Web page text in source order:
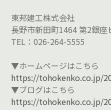
東邦建工株式会社
長野市新田町1464 第2銀座
TEL：026-264-5555
▼ホームページはこちら
https://tohokenko.co.jp/
▼ブログはこちら
https://tohokenko.co.jp/